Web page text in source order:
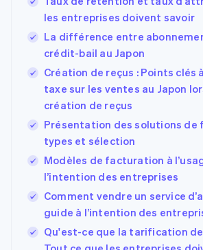
les entreprises doivent savoir
La différence entre
crédit-bail au Japon
Création de reçus : Points clés
taxe sur les ventes au Japon
création de reçus
Présentation des solutions de
types et sélection
Modèles de facturation à
l’intention des entreprises
Comment vendre un service
guide à l’intention des
Qu'est-ce que la tarification